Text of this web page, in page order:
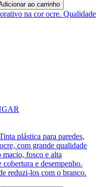
ao carrinho
plástica para paredes,
com grande qualidade
macio, fosco e alta
e desempenho.
reduzi-los com o branco.